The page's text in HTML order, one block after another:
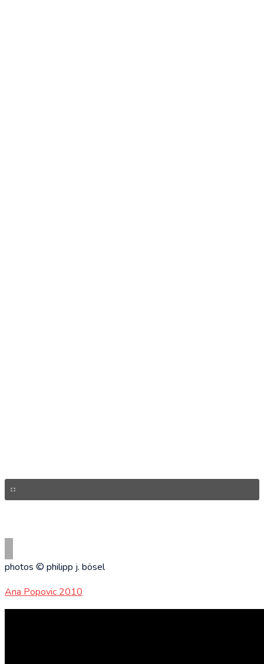
photos © philipp j. bösel
Ana Popovic 2010